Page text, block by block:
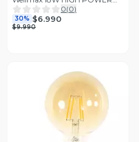
LUMENS LUZ FRIA
0(0)
30% $6.990
$9.990